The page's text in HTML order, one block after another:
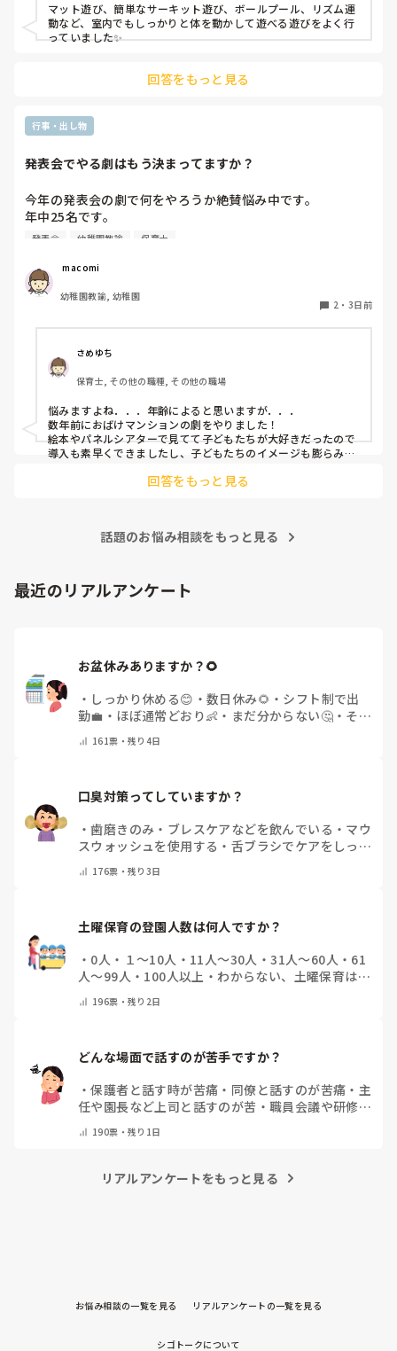
マット遊び、簡単なサーキット遊び、ボールプール、リズム運
動など、室内でもしっかりと体を動かして遊べる遊びをよく行
っていました✨
回答をもっと見る
行事・出し物
発表会でやる劇はもう決まってますか？
今年の発表会の劇で何をやろうか絶賛悩み中です。
年中25名です。
過去に「これは子どもたちも楽しんで大成功だった！」「観
ひ教えてほしいです！
発表会 幼稚園教諭 保育士
macomi
幼稚園教諭, 幼稚園
2 ・ 3日前
さめゆち
保育士, その他の職種, その他の職場
悩みますよね．．．年齢によると思いますが．．．
数年前におばけマンションの劇をやりました！
絵本やパネルシアターで見てて子どもたちが大好きだったので
導入も素早くできましたし、子どもたちのイメージも膨らみや
回答をもっと見る
話題のお悩み相談をもっと見る
最近のリアルアンケート
お盆休みありますか？🌻
・ しっかり休める😊 ・ 数日休み🌻 ・ シフト制で出
勤💼 ・ ほぼ通常どおり👶 ・ まだ分からない🤔・ その
161票・残り4日
口臭対策ってしていますか？
・歯磨きのみ ・ ブレスケアなどを飲んでいる ・ マウ
スウォッシュを使用する ・ 舌ブラシでケアをしっか
の他(コメントで教えて下さい)
176票・残り3日
土曜保育の登園人数は何人ですか？
・ 0人 ・ １～10人 ・ 11人～30人 ・31人～60人 ・ 61
人～99人 ・ 100人以上 ・ わからない、土曜保育はな
196票・残り2日
どんな場面で話すのが苦手ですか？
・保護者と話す時が苦痛 ・ 同僚と話すのが苦痛 ・ 主
任や園長など上司と話すのが苦 ・ 職員会議や研修場
他(コメントで教えてください)
190票・残り1日
リアルアンケートをもっと見る
お悩み相談の一覧を見る リアルアンケートの一覧を見る
シゴトークについて